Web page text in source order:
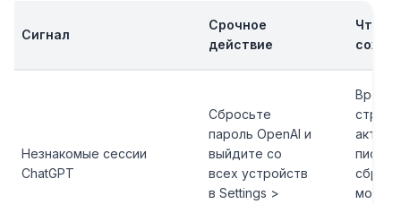
Сигнал
Срочное
действие
Что
Незнакомые сессии
ChatGPT
Сбросьте
пароль OpenAI и
выйдите со
всех устройств
в Settings >
Время